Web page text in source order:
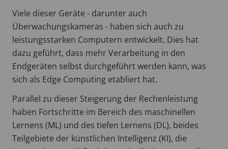
Viele dieser Geräte - darunter auch
Überwachungskameras - haben sich auch zu
leistungsstarken Computern entwickelt. Dies hat
dazu geführt, dass mehr Verarbeitung in den
Endgeräten selbst durchgeführt werden kann, was
sich als Edge Computing etabliert hat.
Parallel zu dieser Steigerung der Rechenleistung
haben Fortschritte im Bereich des maschinellen
Lernens (ML) und des tiefen Lernens (DL), beides
Teilgebiete der künstlichen Intelligenz (KI), die